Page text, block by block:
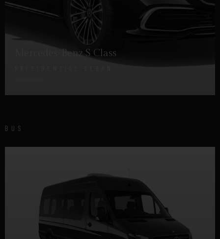
Mercedes-Benz S Class
DETTAGLI
BUS